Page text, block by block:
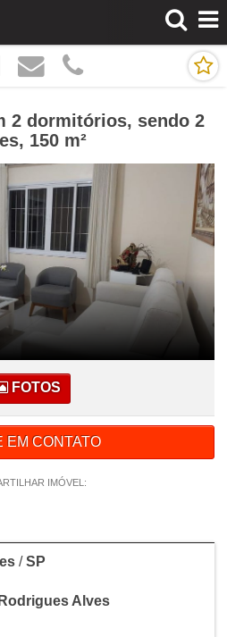
2 dormitórios, sendo 2
150 m²
FOTOS
EM CONTATO
IMÓVEL:
/SP
Alves